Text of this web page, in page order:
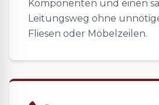
Komponenten und einen
Leitungsweg ohne
Fliesen oder Möbelzeilen.